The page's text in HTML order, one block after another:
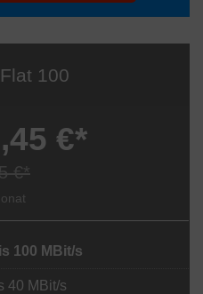
100
€*
€*
100 MBit/s
40 MBit/s